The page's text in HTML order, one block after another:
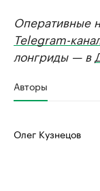
Оперативные
Telegram-
лонгриды — в
Авторы
Олег Кузнецов